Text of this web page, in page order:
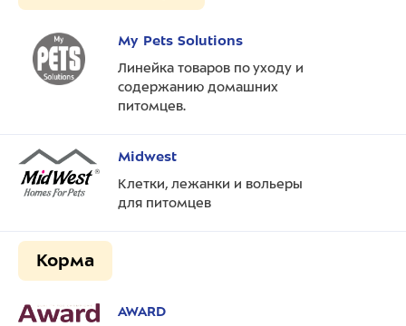
My Pets Solutions
Линейка товаров по уходу и
содержанию домашних
питомцев.
Midwest
Клетки, лежанки и вольеры
для питомцев
Корма
AWARD